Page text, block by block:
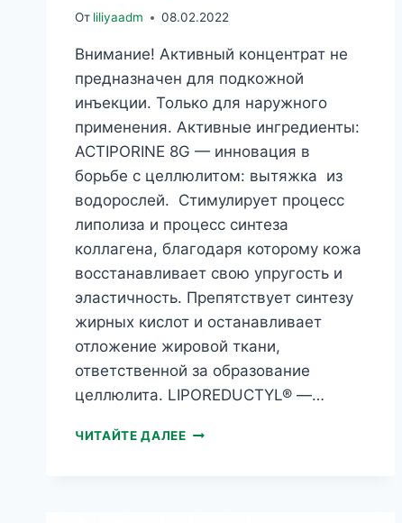
От liliyaadm 08.02.2022
Внимание! Активный концентрат не
предназначен для подкожной
инъекции. Только для наружного
применения. Активные ингредиенты:
ACTIPORINE 8G — инновация в
борьбе с целлюлитом: вытяжка из
водорослей. Стимулирует процесс
липолиза и процесс синтеза
коллагена, благодаря которому кожа
восстанавливает свою упругость и
эластичность. Препятствует синтезу
жирных кислот и останавливает
отложение жировой ткани,
ответственной за образование
целлюлита. LIPOREDUCTYL® —…
ЧИТАЙТЕ ДАЛЕЕFACE&